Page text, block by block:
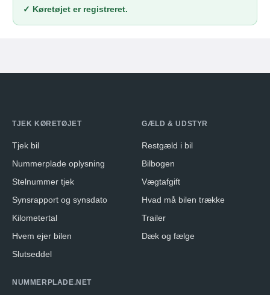
✓ Køretøjet er registreret.
TJEK KØRETØJET
Tjek bil
Nummerplade oplysning
Stelnummer tjek
Synsrapport og synsdato
Kilometertal
Hvem ejer bilen
Slutseddel
GÆLD & UDSTYR
Restgæld i bil
Bilbogen
Vægtafgift
Hvad må bilen trække
Trailer
Dæk og fælge
NUMMERPLADE.NET